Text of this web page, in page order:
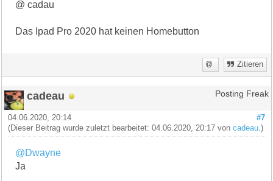
@ cadau
Das Ipad Pro 2020 hat keinen Homebutton
Zitieren
cadeau Posting Freak
#7
04.06.2020, 20:14
(Dieser Beitrag wurde zuletzt bearbeitet: 04.06.2020, 20:17 voncadeau.)
@Dwayne
Ja